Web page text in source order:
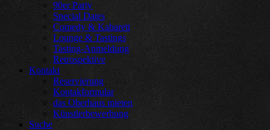
90er Party
Special Dates
Comedy & Kabarett
Lounge & Tastings
Tasting-Anmeldung
Retrospektive
Kontakt
Reservierung
Kontakformular
das Oberhaus mieten
Künstlerbewerbung
Suche